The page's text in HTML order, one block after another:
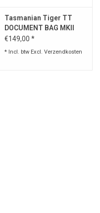
Tasmanian Tiger TT
DOCUMENT BAG MKII
SHOULDER BAG
€149,00 *
* Incl. btw Excl. Verzendkosten